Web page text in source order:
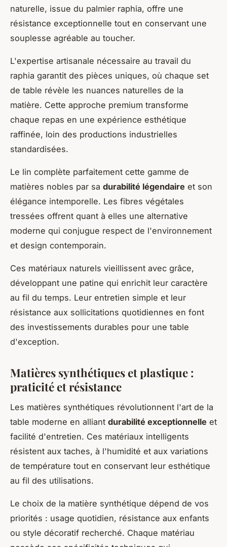
naturelle, issue du palmier raphia, offre une
résistance exceptionnelle tout en conservant une
souplesse agréable au toucher.
L'expertise artisanale nécessaire au travail du
raphia garantit des pièces uniques, où chaque set
de table révèle les nuances naturelles de la
matière. Cette approche premium transforme
chaque repas en une expérience esthétique
raffinée, loin des productions industrielles
standardisées.
Le lin complète parfaitement cette gamme de
matières nobles par sa durabilité légendaire et son
élégance intemporelle. Les fibres végétales
tressées offrent quant à elles une alternative
moderne qui conjugue respect de l'environnement
et design contemporain.
Ces matériaux naturels vieillissent avec grâce,
développant une patine qui enrichit leur caractère
au fil du temps. Leur entretien simple et leur
résistance aux sollicitations quotidiennes en font
des investissements durables pour une table
d'exception.
Matières synthétiques et plastique :
praticité et résistance
Les matières synthétiques révolutionnent l'art de la
table moderne en alliant durabilité exceptionnelle et
facilité d'entretien. Ces matériaux intelligents
résistent aux taches, à l'humidité et aux variations
de température tout en conservant leur esthétique
au fil des utilisations.
Le choix de la matière synthétique dépend de vos
priorités : usage quotidien, résistance aux enfants
ou style décoratif recherché. Chaque matériau